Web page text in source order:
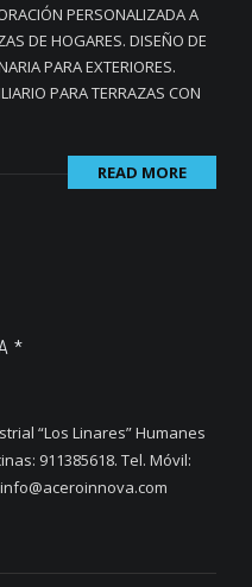
PERSONALIZADA A
DE HOGARES. DISEÑO DE
PARA EXTERIORES.
PARA TERRAZAS CON
READ MORE
*
“Los Linares” Humanes
911385618. Tel. Móvil:
info@aceroinnova.com